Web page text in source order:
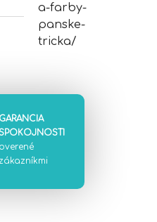
a-farby-
panske-
tricka/
GARANCIA
overené